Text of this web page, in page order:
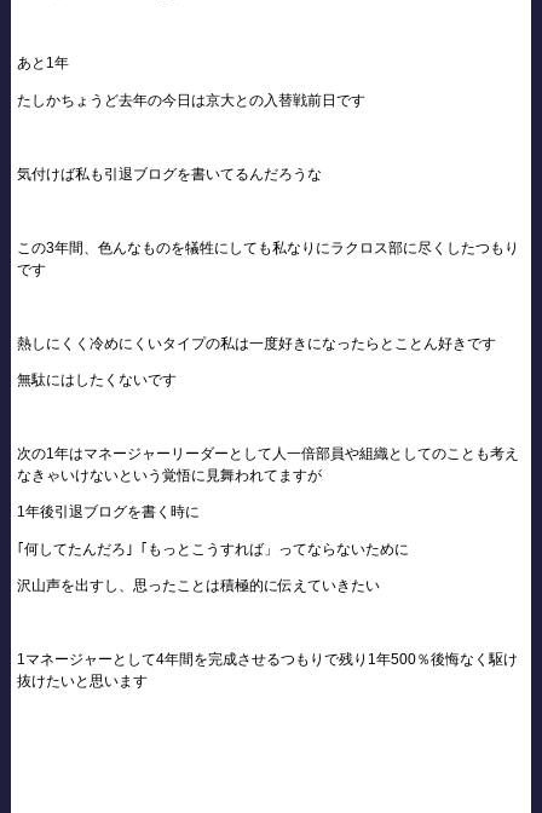
あと1年
たしかちょうど去年の今日は京大との入替戦前日です
気付けば私も引退ブログを書いてるんだろうな
この3年間、色んなものを犠牲にしても私なりにラクロス部に尽くしたつもり
です
熱しにくく冷めにくいタイプの私は一度好きになったらとことん好きです
無駄にはしたくないです
次の1年はマネージャーリーダーとして人一倍部員や組織としてのことも考え
なきゃいけないという覚悟に見舞われてますが
1年後引退ブログを書く時に
｢何してたんだろ｣「もっとこうすれば」ってならないために
沢山声を出すし、思ったことは積極的に伝えていきたい
1マネージャーとして4年間を完成させるつもりで残り1年500％後悔なく駆け
抜けたいと思います